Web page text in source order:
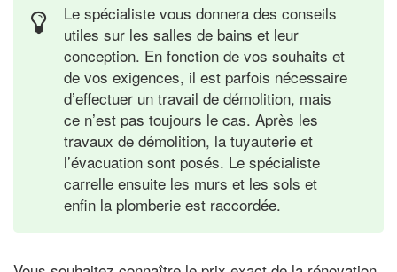
Le spécialiste vous donnera des conseils
utiles sur les salles de bains et leur
conception. En fonction de vos souhaits et
de vos exigences, il est parfois nécessaire
d’effectuer un travail de démolition, mais
ce n’est pas toujours le cas. Après les
travaux de démolition, la tuyauterie et
l’évacuation sont posés. Le spécialiste
carrelle ensuite les murs et les sols et
enfin la plomberie est raccordée.